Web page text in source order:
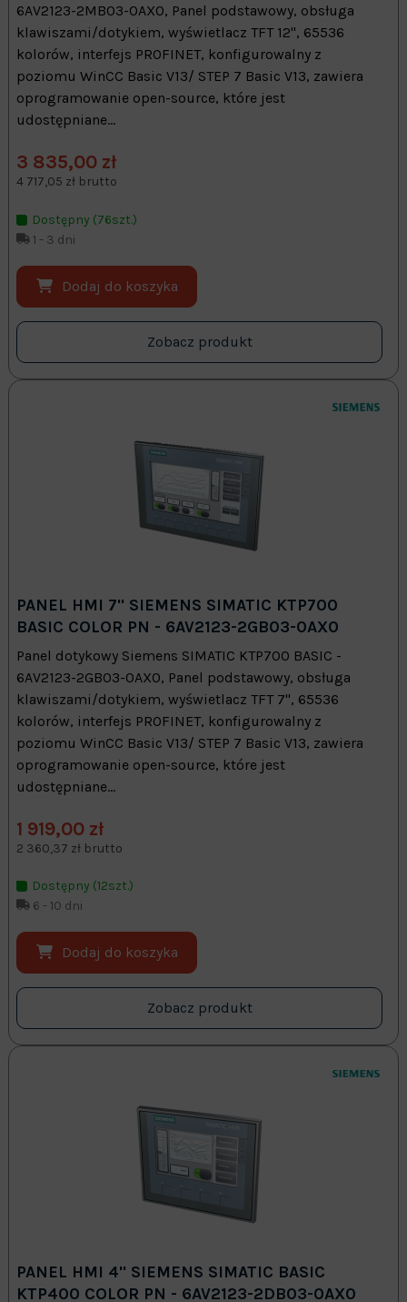
6AV2123-2MB03-0AX0, Panel podstawowy, obsługa
klawiszami/dotykiem, wyświetlacz TFT 12", 65536
kolorów, interfejs PROFINET, konfigurowalny z
poziomu WinCC Basic V13/ STEP 7 Basic V13, zawiera
oprogramowanie open-source, które jest
udostępniane...
3 835,00 zł
4 717,05 zł brutto
Dostępny (76szt.)
1 - 3 dni
Dodaj do koszyka
Zobacz produkt
PANEL HMI 7" SIEMENS SIMATIC KTP700
BASIC COLOR PN - 6AV2123-2GB03-0AX0
Panel dotykowy Siemens SIMATIC KTP700 BASIC -
6AV2123-2GB03-0AX0, Panel podstawowy, obsługa
klawiszami/dotykiem, wyświetlacz TFT 7", 65536
kolorów, interfejs PROFINET, konfigurowalny z
poziomu WinCC Basic V13/ STEP 7 Basic V13, zawiera
oprogramowanie open-source, które jest
udostępniane...
1 919,00 zł
2 360,37 zł brutto
Dostępny (12szt.)
6 - 10 dni
Dodaj do koszyka
Zobacz produkt
PANEL HMI 4" SIEMENS SIMATIC BASIC
KTP400 COLOR PN - 6AV2123-2DB03-0AX0